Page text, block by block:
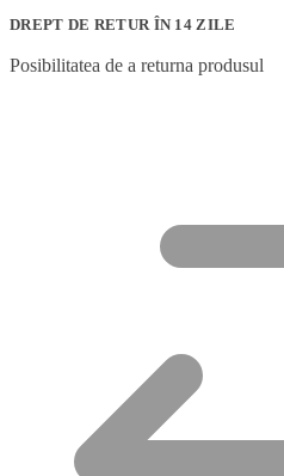
DREPT DE RETUR ÎN 14 ZILE
Posibilitatea de a returna produsul